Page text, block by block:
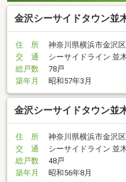
金沢シーサイドタウン並
住 所
神奈川県横浜市金沢
交 通
シーサイドライン 並
総戸数
78戸
築年月
昭和57年3月
金沢シーサイドタウン並
住 所
神奈川県横浜市金沢
交 通
シーサイドライン 並
総戸数
48戸
築年月
昭和56年8月